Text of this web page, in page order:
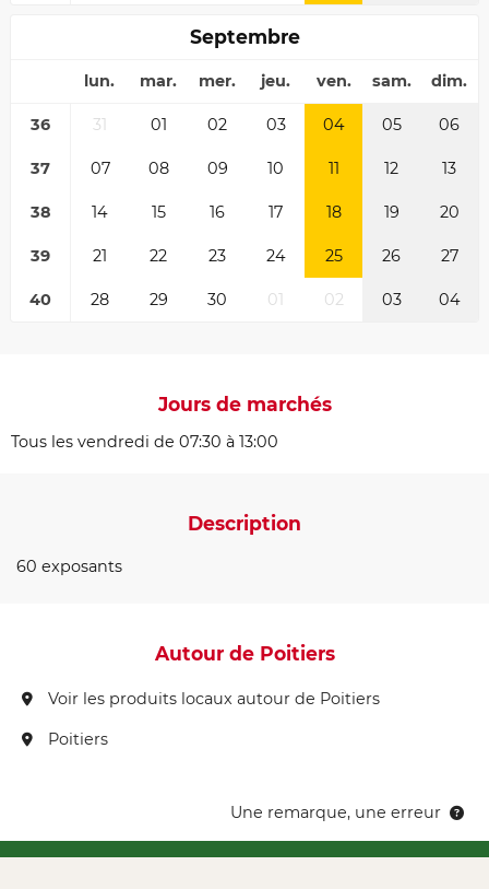
Septembre
lun. mar. mer. jeu. ven. sam. dim.
36 31 01 02 03 04 05 06
37 07 08 09 10 11 12 13
38 14 15 16 17 18 19 20
39 21 22 23 24 25 26 27
40 28 29 30 01 02 03 04
Jours de marchés
Tous les vendredi de 07:30 à 13:00
Description
60 exposants
Autour de Poitiers
Voir les produits locaux autour de Poitiers
Poitiers
Une remarque, une erreur